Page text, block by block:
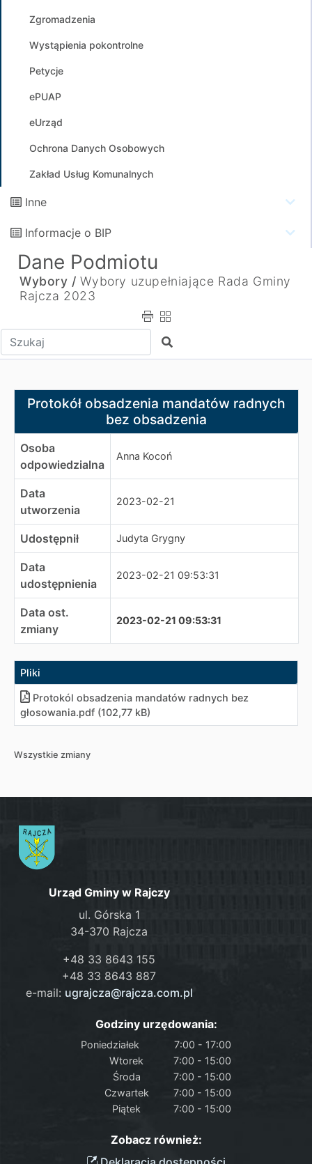
Zgromadzenia
Wystąpienia pokontrolne
Petycje
ePUAP
eUrząd
Ochrona Danych Osobowych
Zakład Usług Komunalnych
Inne
Informacje o BIP
Dane Podmiotu
Wybory / Wybory uzupełniające Rada Gminy
Rajcza 2023
Wpisz tekst do wyszukania Szukaj
Protokół obsadzenia mandatów radnych bez
Protokół obsadzenia mandatów radnych
bez obsadzenia
Osoba
odpowiedzialna
Anna Kocoń
Data
utworzenia
2023-02-21
Udostępnił Judyta Grygny
Data
udostępnienia
2023-02-21 09:53:31
Data ost.
zmiany
2023-02-21 09:53:31
Pliki
Protokól obsadzenia mandatów radnych bez
głosowania.pdf (102,77 kB)
Wszystkie zmiany
Urząd Gminy w Rajczy
ul. Górska 1
34-370 Rajcza
+48 33 8643 155
+48 33 8643 887
e-mail: ugrajcza@rajcza.com.pl
Godziny urzędowania:
Poniedziałek
7:00 - 17:00
Wtorek
7:00 - 15:00
Środa
7:00 - 15:00
Czwartek
7:00 - 15:00
Piątek
7:00 - 15:00
Zobacz również: